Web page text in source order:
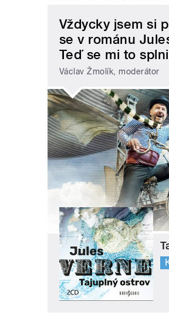
Vždycky jsem si
se v románu
Teď se mi to
Václav Žmolík, moderátor